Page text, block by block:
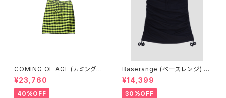
COMING OF AGE (カミングオ
ブエイジ) DRAWSTRING MID
I SKIRT（GINGHAM LIME/BL
ACK）
¥23,760
40%OFF
Baserange (ベースレンジ) PI
CTORIAL SKIRT (BLACK)
¥14,399
30%OFF